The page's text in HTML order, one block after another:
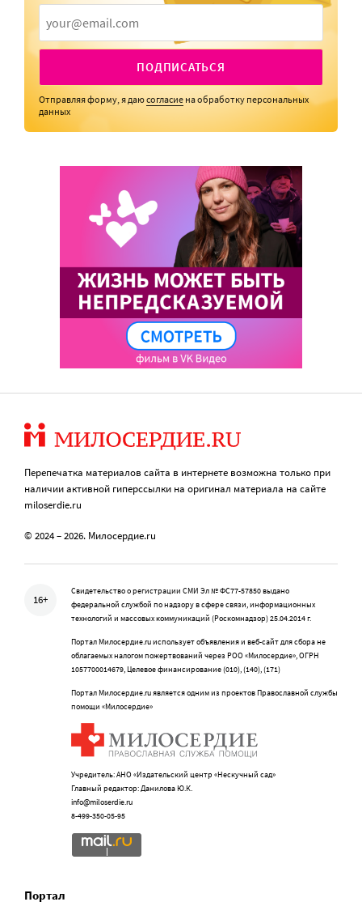
ПОДПИСАТЬСЯ
Отправляя форму, я даюсогласие на обработку персональных
данных
Перепечатка материалов сайта в интернете возможна только при
наличии активной гиперссылки на оригинал материала на сайте
miloserdie.ru
© 2024 – 2026. Милосердие.ru
16+
Свидетельство о регистрации СМИ Эл № ФС77-57850 выдано
федеральной службой по надзору в сфере связи, информационных
технологий и массовых коммуникаций (Роскомнадзор) 25.04.2014 г.
Портал Милосердие.ru использует объявления и веб-сайт для сбора не
облагаемых налогом пожертвований через РОО «Милосердие», ОГРН
1057700014679, Целевое финансирование (010), (140), (171)
Портал Милосердие.ru является одним из проектов Православной службы
помощи «Милосердие»
Учредитель: АНО «Издательский центр «Нескучный сад»
Главный редактор: Данилова Ю.К.
info@miloserdie.ru
8-499-350-05-95
Портал